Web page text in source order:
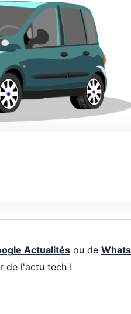
Actualitésou de
de l'actu tech !